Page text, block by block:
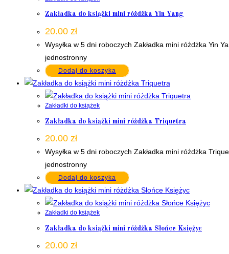
Zakładka do książki mini różdżka Yin Yang
20.00 zł
Wysyłka w 5 dni roboczych Zakładka mini różdżka Yin
jednostronny
Dodaj do koszyka
Zakładki do książek
Zakładka do książki mini różdżka Triquetra
20.00 zł
Wysyłka w 5 dni roboczych Zakładka mini różdżka
jednostronny
Dodaj do koszyka
Zakładki do książek
Zakładka do książki mini różdżka Słońce Księżyc
20.00 zł